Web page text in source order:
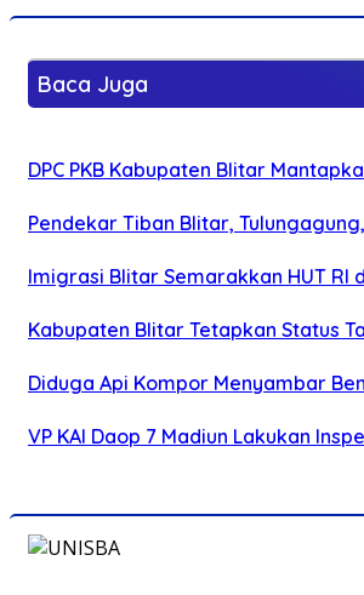
Baca Juga
DPC PKB Kabupaten Blitar
Pendekar Tiban Blitar,
Imigrasi Blitar Semarakkan HUT RI
Kabupaten Blitar Tetapkan Status
Diduga Api Kompor Menyambar
VP KAI Daop 7 Madiun Lakukan